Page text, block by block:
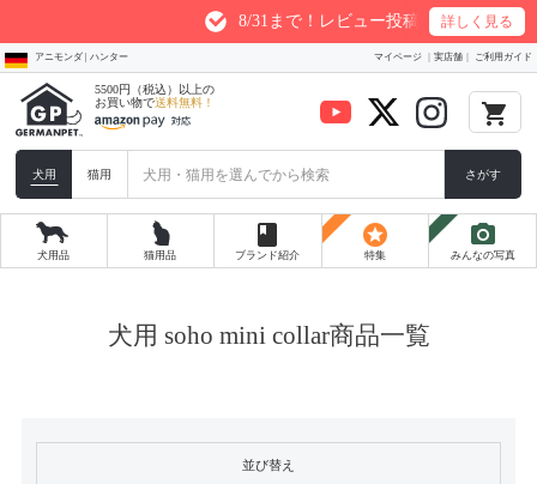
8/31まで！レビュー投稿1件につき最大
詳しく見る
アニモンダ | ハンター マイページ 実店舗 ご利用ガイド
5500円（税込）以上の
お買い物で送料無料！ local_grocery_store
犬用 猫用 さがす
犬用品 猫用品
book
ブランド紹介
stars
特集
photo_camera
みんなの写真
犬用 soho mini collar商品一覧
並び替え